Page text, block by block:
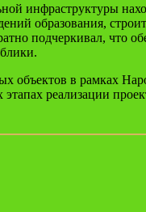
инфраструктуры
образования,
подчеркивал, что
объектов в рамках
реализации